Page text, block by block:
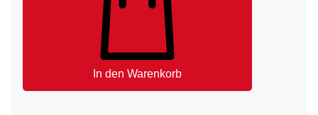
In den Warenkorb